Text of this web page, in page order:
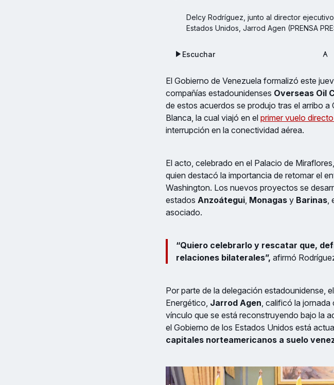
Delcy Rodríguez, junto al director
Estados Unidos, Jarrod Agen (PRENSA
Escuchar
El Gobierno de Venezuela formalizó este
compañías estadounidenses Overseas Oil
de estos acuerdos se produjo tras el arribo
Blanca, la cual viajó en el primer vuelo
interrupción en la conectividad aérea.
El acto, celebrado en el Palacio de
quien destacó la importancia de retomar el
Washington. Los nuevos proyectos se
estados Anzoátegui, Monagas y Barinas,
asociado.
“Quiero celebrarlo y rescatar que,
relaciones bilaterales”, afirmó
Por parte de la delegación estadounidense,
Energético, Jarrod Agen, calificó la
vínculo que se está reconstruyendo bajo la
el Gobierno de los Estados Unidos está
capitales norteamericanos a suelo